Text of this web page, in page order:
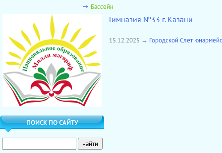
Бассейн
ПОИСК ПО САЙТУ
Гимназия №33 г. Казани
15.12.2025 → Городской Слет